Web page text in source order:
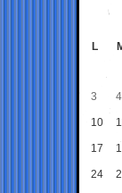
L
3 4
10
17
24